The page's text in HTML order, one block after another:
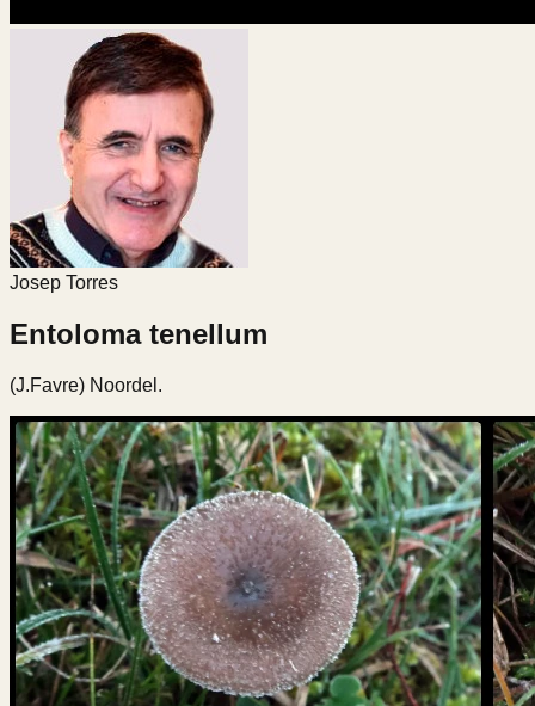
Josep Torres
Entoloma tenellum
(J.Favre) Noordel.